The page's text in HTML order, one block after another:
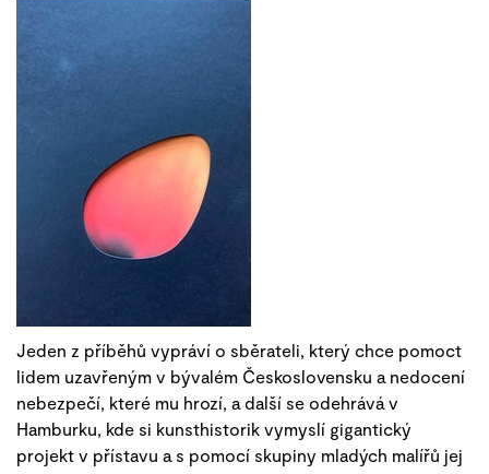
Jeden z příběhů vypráví o sběrateli, který chce pomoct
lidem uzavřeným v bývalém Československu a nedocení
nebezpečí, které mu hrozí, a další se odehrává v
Hamburku, kde si kunsthistorik vymyslí gigantický
projekt v přístavu a s pomocí skupiny mladých malířů jej